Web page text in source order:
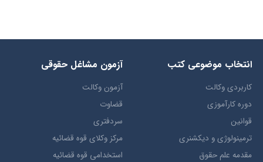
انتخاب​ موضوعي​ کتب
کاربردی وکالت
دوره کارآموزی
قوانین
ترمينولوژي و ديکشنري
مقدمه علم حقوق
آزمون مشاغل حقوقی
آزمون وکالت
قضاوت
سردفتری
مرکز وکلای قوه قضائیه
استخدامی قوه قضائیه